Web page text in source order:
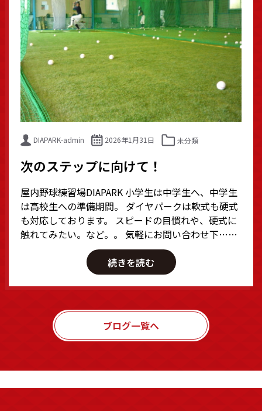
DIAPARK-admin 2026年1月31日 未分類
次のステップに向けて！
屋内野球練習場DIAPARK 小学生は中学生へ、中学生
は高校生への準備期間。 ダイヤパークは軟式も硬式
も対応しております。 スピードの目慣れや、硬式に
触れてみたい。など。。 気軽にお問い合わせ下……
続きを読む
ブログ一覧へ